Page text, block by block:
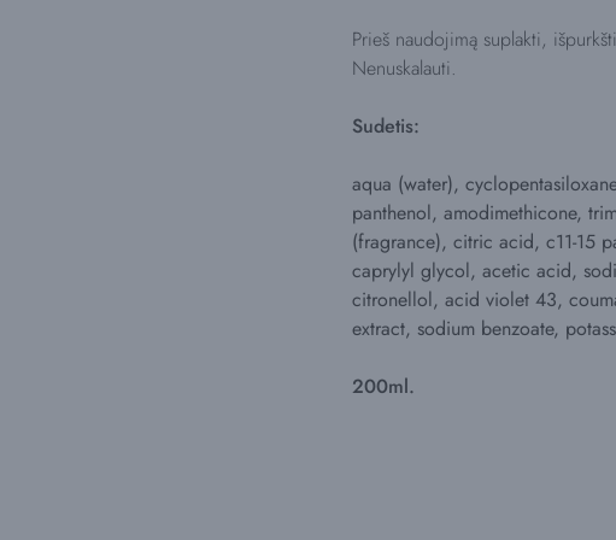
Prieš naudojimą suplakti,
Nenuskalauti.
Sudetis:
aqua (water),
panthenol, amodimethicone,
(fragrance), citric acid, c11-15
caprylyl glycol, acetic acid,
citronellol, acid violet 43,
extract, sodium benzoate,
200ml.